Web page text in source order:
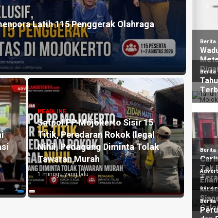
37,9 Persen, Komisi III DPRD Kota
Penguatan Perlindungan Sosial
Komisi III DPRD Kota Mojokerto
Klarifikasi Aduan Seragam SMPN
3, Sekolah Tegaskan Tidak
Pernah Mewajibkan Pembelian
Atribut
3 minggu yang lalu
5 hari
1